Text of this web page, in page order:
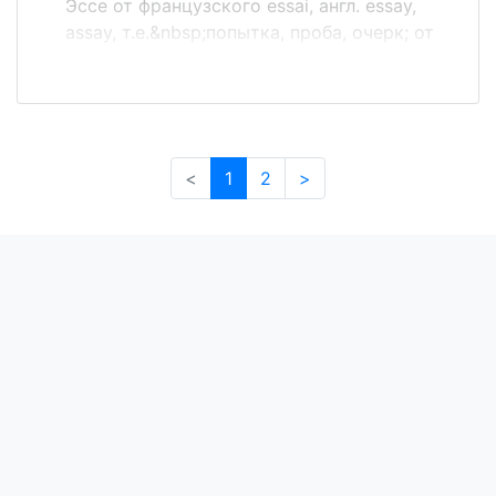
Эссе от французского essai, англ. essay,
assay, т.е.&nbsp;попытка, проба, очерк; от
впечатления и соображения по
конкретному вопросу и заведомо не
< 1 2 >